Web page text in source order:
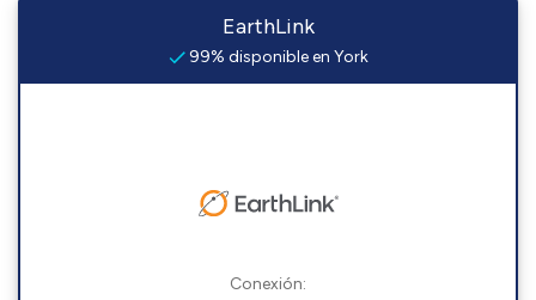
EarthLink
99% disponible en York
Conexión: